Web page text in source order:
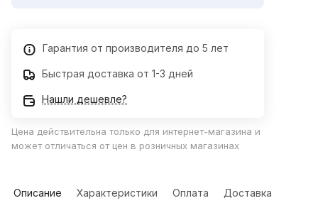
Гарантия от производителя до 5 лет
Быстрая доставка от 1-3 дней
Нашли дешевле?
Цена действительна только для интернет-магазина и
может отличаться от цен в розничных магазинах
Описание Характеристики Оплата Доставка